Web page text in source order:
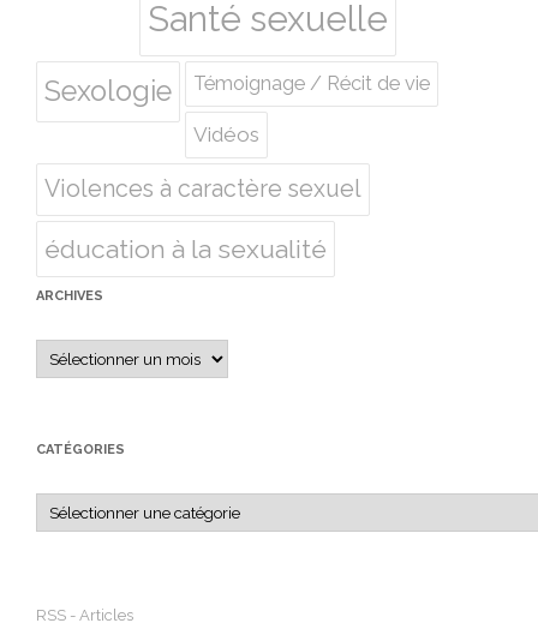
Santé sexuelle
Sexologie Témoignage / Récit de vie
Vidéos
Violences à caractère sexuel
éducation à la sexualité
ARCHIVES
Archives
CATÉGORIES
Catégories
RSS - Articles